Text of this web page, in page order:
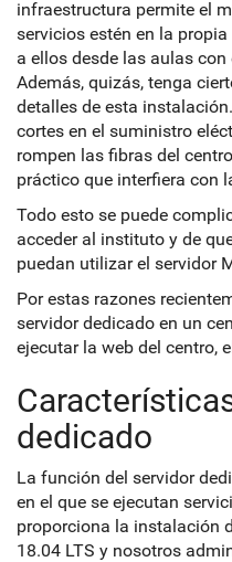
infraestructura permite el
servicios estén en la
a ellos desde las aulas
Además, quizás, tenga
detalles de esta
cortes en el suministro
rompen las fibras del
práctico que interfiera con
Todo esto se puede
acceder al instituto y de
puedan utilizar el servidor
Por estas razones
servidor dedicado en un
ejecutar la web del centro,
dedicado
La función del servidor
en el que se ejecutan
proporciona la instalación
18.04 LTS y nosotros